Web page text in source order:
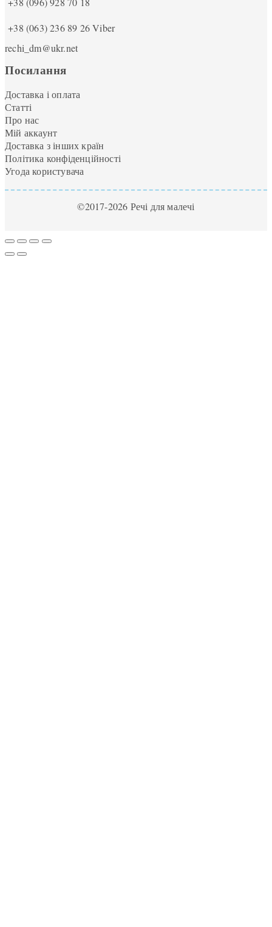
+38 (063) 236 89 26Viber
rechi_dm@ukr.net
Посилання
Доставка і оплата
Статті
Про нас
Мій аккаунт
Доставка з інших країн
Політика конфіденційності
Угода користувача
©2017-2026 Речі для малечі